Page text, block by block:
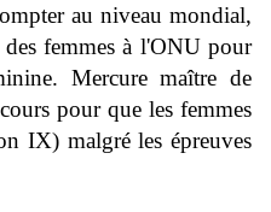
au niveau mondial,
femmes à l'ONU pour
Mercure maître de
pour que les femmes
IX) malgré les épreuves